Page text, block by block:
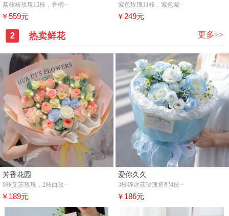
荔枝粉玫瑰15枝，香槟··
￥559元
紫色玫瑰11枝，紫色紫··
￥249元
2 热卖鲜花 更多>>
芳香花园
9枝艾莎玫瑰，2枝白玫··
￥189元
爱你久久
3枝碎冰蓝玫瑰搭配4枝··
￥186元